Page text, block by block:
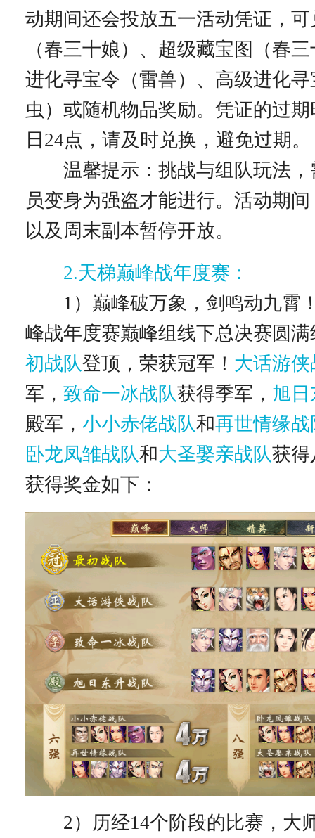
动期间还会投放五一活动凭证，
（春三十娘）、超级藏宝图（春
进化寻宝令（雷兽）、高级进化
虫）或随机物品奖励。凭证的过
日24点，请及时兑换，避免过期。
温馨提示：挑战与组队玩法，
员变身为强盗才能进行。活动期
以及周末副本暂停开放。
2.天梯巅峰战年度赛：
1）巅峰破万象，剑鸣动九霄
峰战年度赛巅峰组线下总决赛圆
初战队登顶，荣获冠军！ 大话游侠
军，致命一冰战队获得季军， 旭
殿军，小小赤佬战队和再世情缘战
卧龙凤雏战队和大圣娶亲战队获得
获得奖金如下：
2）历经14个阶段的比赛，大